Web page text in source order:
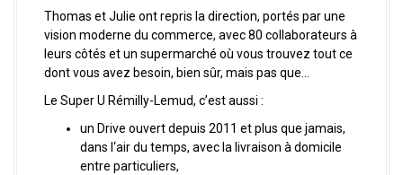
Thomas et Julie ont repris la direction, portés par une
vision moderne du commerce, avec 80 collaborateurs à
leurs côtés et un supermarché où vous trouvez tout ce
dont vous avez besoin, bien sûr, mais pas que…
Le Super U Rémilly-Lemud, c’est aussi :
un Drive ouvert depuis 2011 et plus que jamais,
dans l‘air du temps, avec la livraison à domicile
entre particuliers,